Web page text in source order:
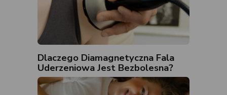
Dlaczego Diamagnetyczna Fala
Uderzeniowa Jest Bezbolesna?